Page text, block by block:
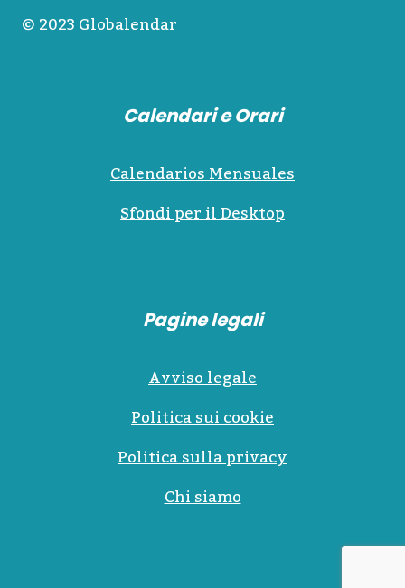
© 2023 Globalendar
Calendari e Orari
Calendarios Mensuales
Sfondi per il Desktop
Pagine legali
Avviso legale
Politica sui cookie
Politica sulla privacy
Chi siamo